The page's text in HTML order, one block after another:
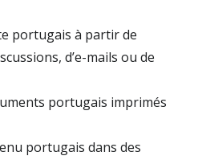
portugais à partir de
d’e-mails ou de
portugais imprimés
portugais dans des